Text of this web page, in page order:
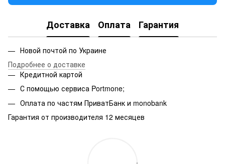
Доставка Оплата Гарантия
Новой почтой по Украине
Подробнее о доставке
Кредитной картой
С помощью сервиса Portmone;
Оплата по частям ПриватБанк и monobank
Гарантия от производителя 12 месяцев